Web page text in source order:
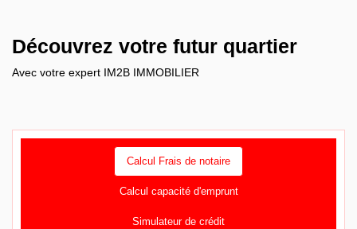
Découvrez votre futur quartier
Avec votre expert IM2B IMMOBILIER
Calcul Frais de notaire
Calcul capacité d'emprunt
Simulateur de crédit